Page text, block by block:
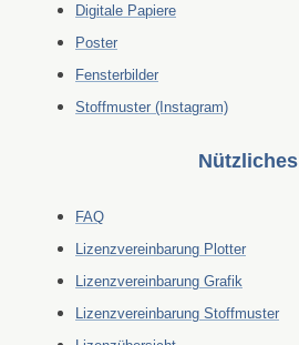
Digitale Papiere
Poster
Fensterbilder
Stoffmuster (Instagram)
Nützliches
FAQ
Lizenzvereinbarung Plotter
Lizenzvereinbarung Grafik
Lizenzvereinbarung Stoffmuster